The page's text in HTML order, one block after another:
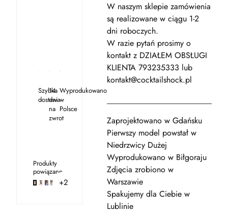
Szybka
dostawa
14
dni
na
zwrot
Wyprodukowano
w
Polsce
Produkty
powiązane
+2
W naszym sklepie zamówienia
są realizowane w ciągu 1-2
dni roboczych.
W razie pytań prosimy o
kontakt z DZIAŁEM OBSŁUGI
KLIENTA 793235333 lub
kontakt@cocktailshock.pl
Zaprojektowano w Gdańsku
Pierwszy model powstał w
Niedrzwicy Dużej
Wyprodukowano w Biłgoraju
Zdjęcia zrobiono w
Warszawie
Spakujemy dla Ciebie w
Lublinie